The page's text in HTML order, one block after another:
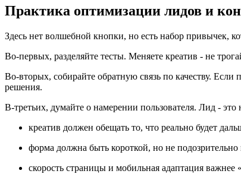
Практика оптимизации лидов и
Здесь нет волшебной кнопки, но есть набор привычек,
Во-первых, разделяйте тесты. Меняете креатив - не
Во-вторых, собирайте обратную связь по качеству.
решения.
В-третьих, думайте о намерении пользователя. Лид -
креатив должен обещать то, что реально будет
форма должна быть короткой, но не подозрительно
скорость страницы и мобильная адаптация важнее